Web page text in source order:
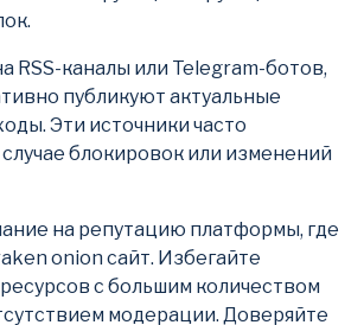
RSS-каналы или Telegram-ботов,
публикуют актуальные
Эти источники часто
блокировок или изменений
на репутацию платформы, где
onion сайт. Избегайте
с большим количеством
модерации. Доверяйте